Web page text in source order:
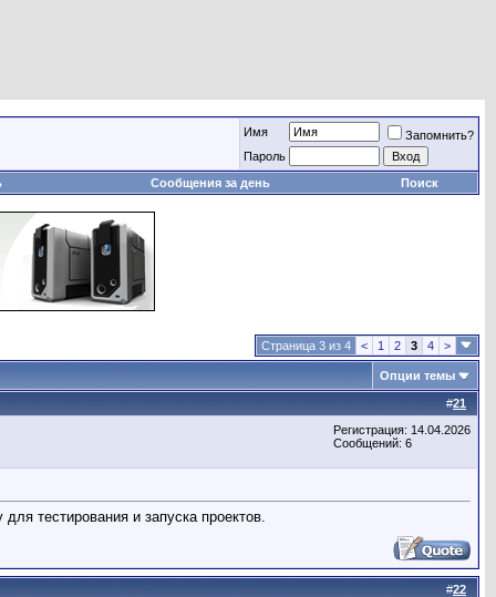
Имя
Запомнить?
Пароль
Сообщения за день Поиск
Страница 3 из 4 < 1 2 3 4 >
Опции темы
#21
Регистрация: 14.04.2026
Сообщений: 6
тестирования и запуска проектов.
#22